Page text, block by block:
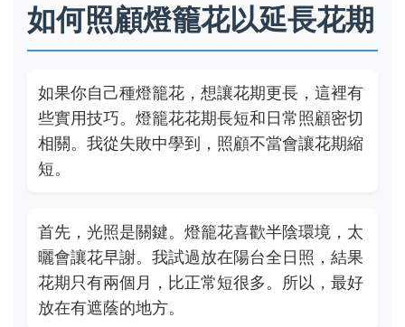
如何照顧燈籠花以延長花期
如果你自己種燈籠花，想讓花期更長，這裡有
些實用技巧。燈籠花花期長短和日常照顧密切
相關。我從失敗中學到，照顧不當會讓花期縮
短。
首先，光照是關鍵。燈籠花喜歡半陰環境，太
曬會讓花早謝。我試過放在陽台全日照，結果
花期只有兩個月，比正常短很多。所以，最好
放在有遮蔭的地方。